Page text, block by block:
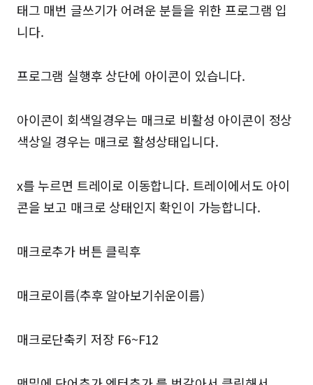
태그 매번 글쓰기가 어려운 분들을 위한 프로그램 입
니다.
프로그램 실행후 상단에 아이콘이 있습니다.
아이콘이 회색일경우는 매크로 비활성 아이콘이 정상
색상일 경우는 매크로 활성상태입니다.
x를 누르면 트레이로 이동합니다. 트레이에서도 아이
콘을 보고 매크로 상태인지 확인이 가능합니다.
매크로추가 버튼 클릭후
매크로이름(추후 알아보기쉬운이름)
매크로단축키 저장 F6~F12